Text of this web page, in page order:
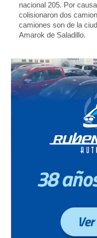
nacional 205. Por
colisionaron dos
camiones son de la
Amarok de Saladillo.